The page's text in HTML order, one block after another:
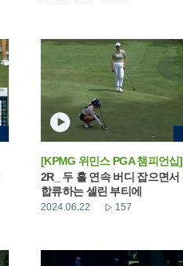
[KPMG 위민스 PGA 챔피언십]
2R_ 두 홀 연속 버디 잡으면서
합류하는 셀린 부티에
2024.06.22 157